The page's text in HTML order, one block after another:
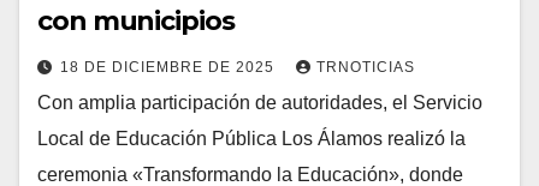
con municipios
18 DE DICIEMBRE DE 2025 TRNOTICIAS
Con amplia participación de autoridades, el Servicio
Local de Educación Pública Los Álamos realizó la
ceremonia «Transformando la Educación», donde